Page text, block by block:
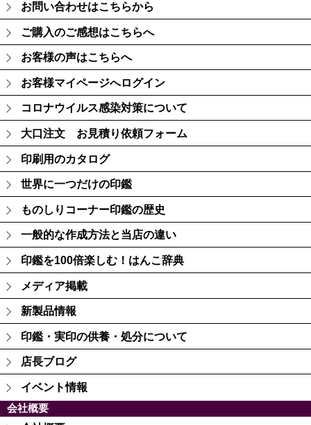
お問い合わせはこちらから
ご購入のご感想はこちらへ
お客様の声はこちらへ
お客様マイページへログイン
コロナウイルス感染対策について
大口注文 お見積り依頼フォーム
印刷用のカタログ
世界に一つだけの印鑑
ものしりコーナー印鑑の歴史
一般的な作成方法と当店の違い
印鑑を100倍楽しむ！はんこ辞典
メディア掲載
新製品情報
印鑑・実印の供養・処分について
店長ブログ
イベント情報
会社概要